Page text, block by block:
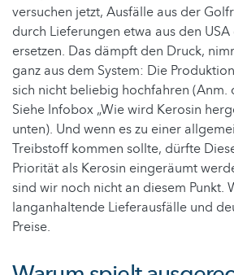
versuchen jetzt, Ausfälle aus der
durch Lieferungen etwa aus den
ersetzen. Das dämpft den Druck,
ganz aus dem System: Die
sich nicht beliebig hochfahren (Anm.
Siehe Infobox „Wie wird Kerosin
unten). Und wenn es zu einer
Treibstoff kommen sollte, dürfte
Priorität als Kerosin eingeräumt
sind wir noch nicht an diesem Punkt.
langanhaltende Lieferausfälle und
Preise.